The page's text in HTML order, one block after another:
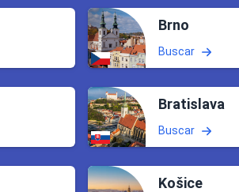
Brno
Buscar
Bratislava
Buscar
Košice